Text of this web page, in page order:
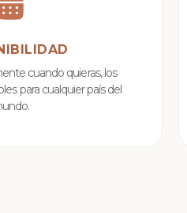
cuando quieras, los
para cualquier país del